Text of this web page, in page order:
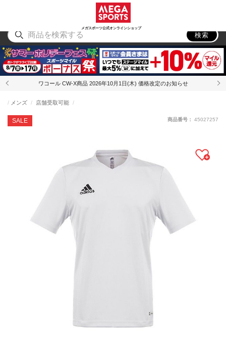
メガスポーツ公式オンラインショップ
アウトドア
検索
ワコール CW-X商品 2026年10月1日(木) 価格改定のお知らせ
SALE
メンズ 店舗受取可能
商品番号： 45027257